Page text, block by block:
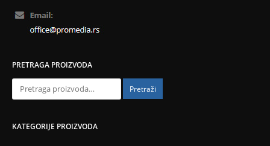
PRETRAGA PROIZVODA
Pretraži
KATEGORIJE PROIZVODA